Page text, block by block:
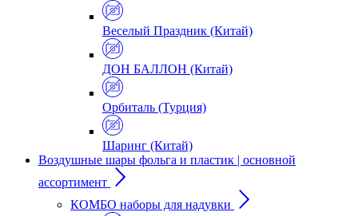
Веселый Праздник (Китай)
ДОН БАЛЛОН (Китай)
Орбиталь (Турция)
Шаринг (Китай)
Воздушные шары фольга и пластик | основной
ассортимент
КОМБО наборы для надувки